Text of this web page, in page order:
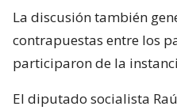
La discusión también
contrapuestas entre los
participaron de la
El diputado socialista